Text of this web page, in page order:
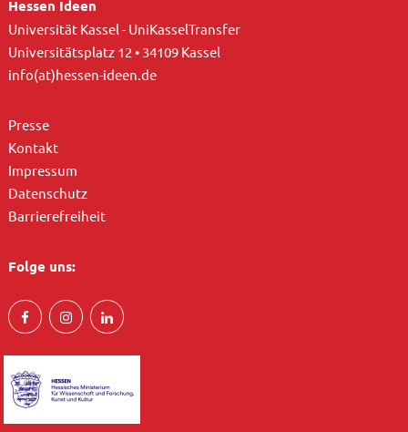
Hessen Ideen
Universität Kassel - UniKasselTransfer
Universitätsplatz 12 • 34109 Kassel
info(at)hessen-ideen.de
Presse
Kontakt
Impressum
Datenschutz
Barrierefreiheit
Folge uns: